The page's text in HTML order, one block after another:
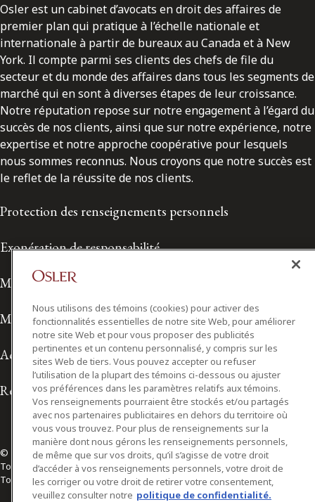
Osler est un cabinet d’avocats en droit des affaires de
premier plan qui pratique à l’échelle nationale et
internationale à partir de bureaux au Canada et à New
York. Il compte parmi ses clients des chefs de file du
secteur et du monde des affaires dans tous les segments de
marché qui en sont à diverses étapes de leur croissance.
Notre réputation repose sur notre engagement à l’égard du
succès de nos clients, ainsi que sur notre expérience, notre
expertise et notre approche coopérative pour lesquels
nous sommes reconnus. Nous croyons que notre succès est
le reflet de la réussite de nos clients.
Protection des renseignements personnels
Exonération de responsabilité
Modalités de prestation de services
Modalités d'utilisation
Accessibilité
Relations avec les médias
© 2026 Osler, Hoskin & Harcourt S.E.N.C.R.L./s.r.l.
Tous droits réservés
Toronto | Montréal | Calgary | Vancouver | Ottawa | New York
Nous utilisons des témoins (cookies) pour activer des
fonctionnalités essentielles de notre site Web, pour améliorer
notre site Web et pour vous proposer des publicités
pertinentes et un contenu personnalisé, y compris sur les
sites Web de tiers. Vous pouvez accepter ou refuser
l’utilisation de la plupart des témoins ci-dessous ou ajuster
vos préférences dans les paramètres relatifs aux témoins.
Vos renseignements pourraient être stockés et/ou partagés
avec nos partenaires publicitaires en dehors du territoire où
vous vous trouvez. Pour plus de renseignements sur la
manière dont nous gérons les renseignements personnels,
de même que sur vos droits, qu’il s’agisse de votre droit
d’accéder à vos renseignements personnels, votre droit de
les corriger ou votre droit de retirer votre consentement,
veuillez consulter notre politique de confidentialité.